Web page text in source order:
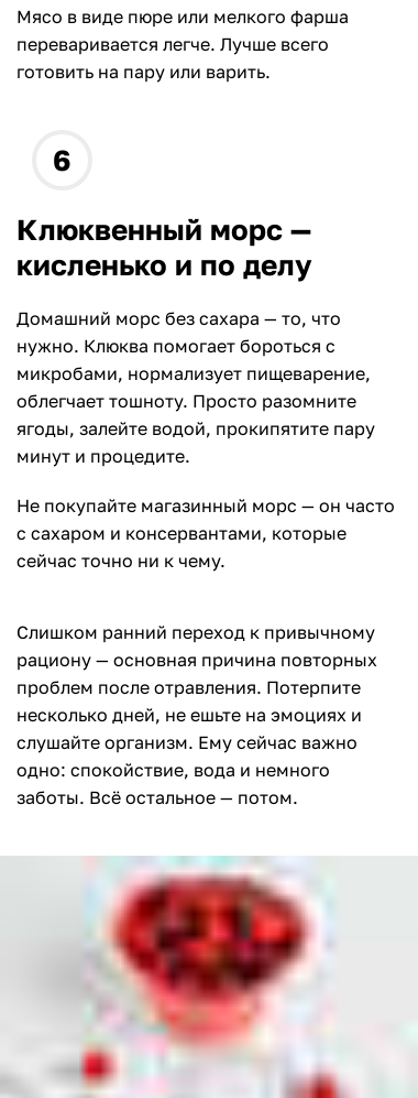
Мясо в виде пюре или мелкого фарша
переваривается легче. Лучше всего
готовить на пару или варить.
Клюквенный морс —
кисленько и по делу
Домашний морс без сахара — то, что
нужно. Клюква помогает бороться с
микробами, нормализует пищеварение,
облегчает тошноту. Просто разомните
ягоды, залейте водой, прокипятите пару
минут и процедите.
Не покупайте магазинный морс — он часто
с сахаром и консервантами, которые
сейчас точно ни к чему.
Слишком ранний переход к привычному
рациону — основная причина повторных
проблем после отравления. Потерпите
несколько дней, не ешьте на эмоциях и
слушайте организм. Ему сейчас важно
одно: спокойствие, вода и немного
заботы. Всё остальное — потом.